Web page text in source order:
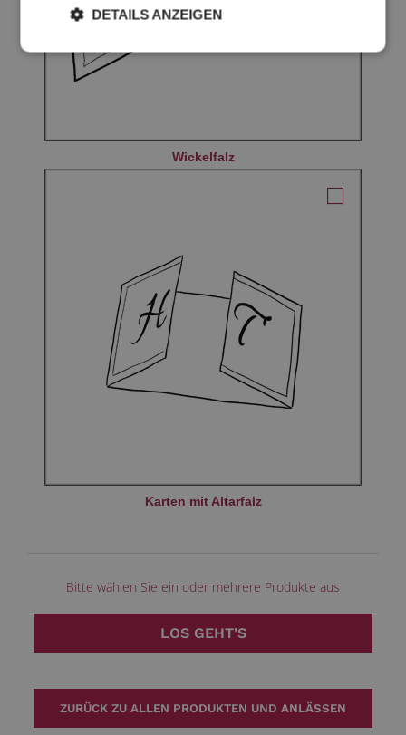
Wickelfalz
Karten mit Altarfalz
Bitte wählen Sie ein oder mehrere Produkte aus
LOS GEHT'S
ZURÜCK ZU ALLEN PRODUKTEN UND ANLÄSSEN
DETAILS ANZEIGEN